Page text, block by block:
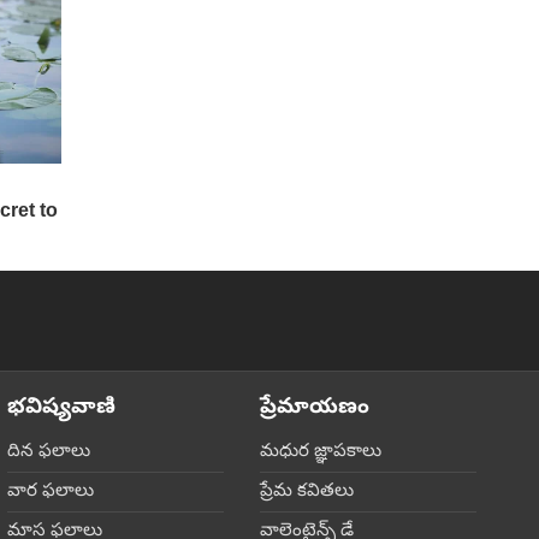
భవిష్యవాణి
దిన ఫలాలు
వార ఫలాలు
మాస ఫలాలు
ప్రేమాయణం
మధుర జ్ఞాపకాలు
ప్రేమ కవితలు
వాలెంటైన్స్ డే